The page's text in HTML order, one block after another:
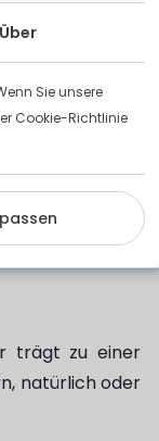
In einer
der zur
Ihres
exponiert
trägt zu einer
natürlich oder
Über
Sie unsere
Cookie-Richtlinie